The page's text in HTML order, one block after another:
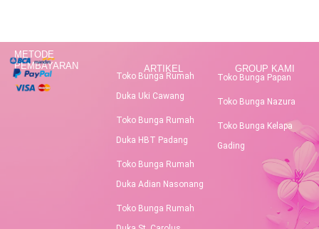
METODE
PEMBAYARAN
ARTIKEL
Toko Bunga Rumah
Duka Uki Cawang
Toko Bunga Rumah
Duka HBT Padang
Toko Bunga Rumah
Duka Adian Nasonang
Toko Bunga Rumah
GROUP KAMI
Toko Bunga Papan
Toko Bunga Nazura
Toko Bunga Kelapa
Gading